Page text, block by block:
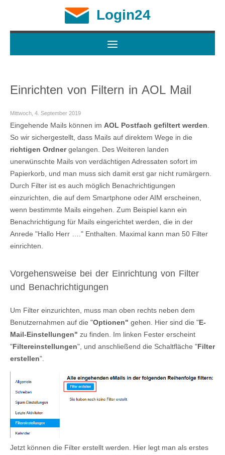
Login24
Einrichten von Filtern in AOL Mail
Mittwoch, 4. September 2019
Eingehende Mails können im AOL Postfach gefiltert werden
So wir sichergestellt, dass Mails auf direktem Wege in die
richtigen Ordnergelangen. Des Weiteren landen
unerwünschte Mails von verdächtigen Adressaten sofort im
Papierkorb, und man muss sich damit erst gar nicht rumärgern.
Durch Filter ist es auch möglich Benachrichtigungen
einzurichten, die auf dem Smartphone oder AIM erscheinen,
wenn bestimmte Mails eingehen. Zum Beispiel kann ein
Benachrichtigung für Mails eingerichtet werden, die in der
Anrede "Hallo Herr …." Enthalten. Maximal kann man 50 Filter
einrichten.
Vorgehensweise bei der Einrichtung von Filter
und Benachrichtigungen
Um Filter einzurichten, muss man oben rechts neben dem
Benutzernahmen auf die "Optionen" gehen. Hier sind die "E-
Mail-Einstellungen" zu finden. Im linken Fester erscheint
"Filtereinstellungen", und anschließend die Schaltfläche "Filter
erstellen".
Jetzt können die Filter erstellt werden. Hier legt man als erstes